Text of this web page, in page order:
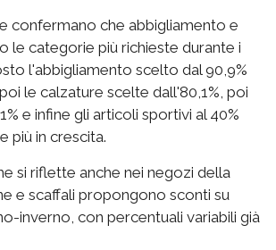
confermano che abbigliamento e
le categorie più richieste durante i
l'abbigliamento scelto dal 90,9%
le calzature scelte dall'80,1%, poi
e infine gli articoli sportivi al 40%
più in crescita.
si riflette anche nei negozi della
e scaffali propongono sconti su
inverno, con percentuali variabili già